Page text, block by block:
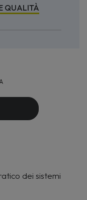
QUALITÀ
dei sistemi